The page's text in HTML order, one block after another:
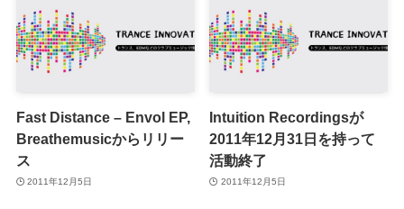
Fast Distance – Envol EP,
Breathemusicからリリー
ス
2011年12月5日
Intuition Recordingsが
2011年12月31日を持って
活動終了
2011年12月5日